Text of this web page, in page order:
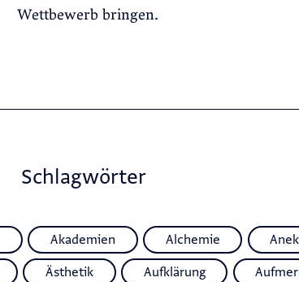
Wettbewerb bringen.
Schlagwörter
Akademien Alchemie
Ästhetik Aufklärung